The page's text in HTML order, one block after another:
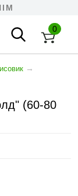
0
→
(60-80